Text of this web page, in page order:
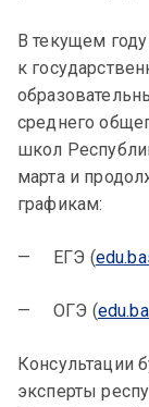
В текущем
к
среднего
школ
марта и
графикам:
— ЕГЭ (
— ОГЭ (
Консультации
эксперты